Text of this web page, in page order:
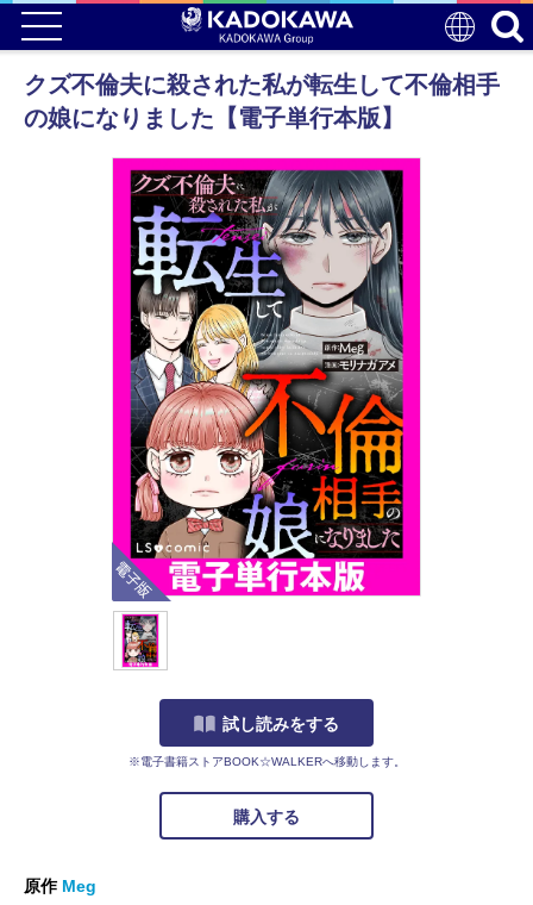
クズ不倫夫に殺された私が転生して不倫相手
の娘になりました【電子単行本版】
電子版
試し読みをする
※電子書籍ストアBOOK☆WALKERへ移動します。
購入する
原作 Meg